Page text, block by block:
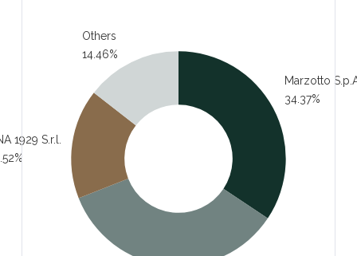
Others
14.46%
Marzotto
34.37%
1929 S.r.l.